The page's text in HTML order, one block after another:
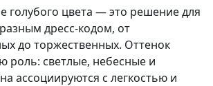
голубого цвета — это решение для
дресс-кодом, от
до торжественных. Оттенок
роль: светлые, небесные и
ассоциируются с легкостью и